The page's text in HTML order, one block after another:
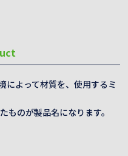
によって材質を、使用するミ
ものが製品名になります。